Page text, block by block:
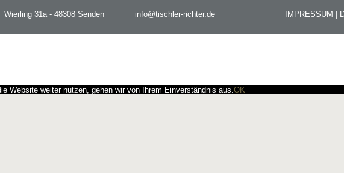
Wierling 31a - 48308 Senden info@tischler-richter.de
IMPRESSUM |
Website weiter nutzen, gehen wir von Ihrem Einverständnis aus.OK